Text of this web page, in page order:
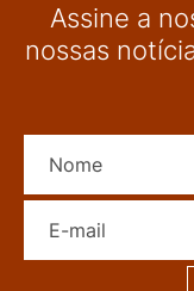
Assine a
nossas